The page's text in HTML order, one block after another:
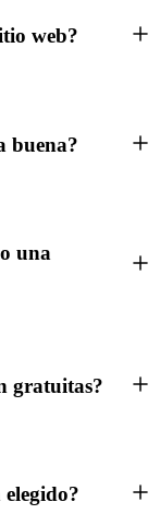
web?
buena?
una
gratuitas?